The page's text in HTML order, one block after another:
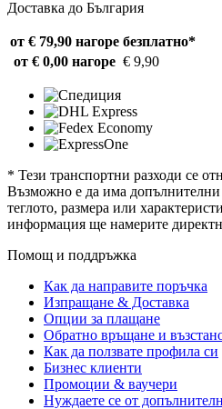
Доставка до България
от € 79,90 нагоре безплатно*
от € 0,00 нагоре € 9,90
* Тези транспортни разходи се
Възможно е да има допълнителни
теглото, размера или
информация ще намерите
Помощ и поддръжка
Как да направите поръчка
Изпращане & Доставка
Опции за плащане
Обратно връщане и
Как да ползвате профила си
Бизнес клиенти
Промоции & ваучери
Нуждаете се от